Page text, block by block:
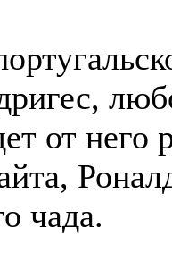
от
чада.